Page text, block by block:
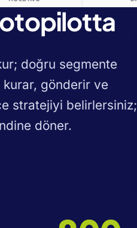
otopilotta
doğru segmente
kurar, gönderir ve
stratejiyi belirlersiniz;
döner.